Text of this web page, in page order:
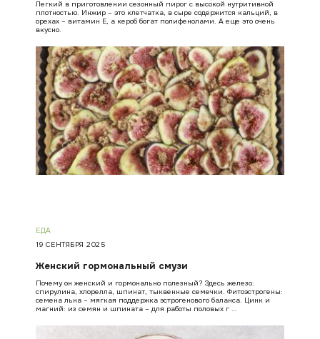
Легкий в приготовлении сезонный пирог с высокой нутритивной
плотностью. Инжир – это клетчатка, в сыре содержится кальций, в
орехах – витамин Е, а кероб богат полифенолами. А еще это очень
вкусно.
ЕДА
19 СЕНТЯБРЯ 2025
Женский гормональный смузи
Почему он женский и гормонально полезный? Здесь железо:
спирулина, хлорелла, шпинат, тыквенные семечки. Фитоэстрогены:
семена льна – мягкая поддержка эстрогенового баланса. Цинк и
магний: из семян и шпината – для работы половых г …